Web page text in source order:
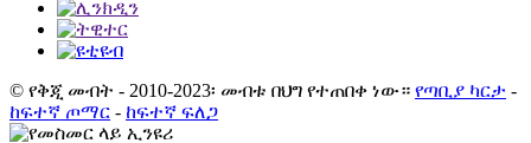
© የቅጂ መብት - 2010-2023፡ መብቱ በህግ የተጠበቀ ነው። የጣቢያ ካርታ -
ከፍተኛ ጦማር - ከፍተኛ ፍለጋ